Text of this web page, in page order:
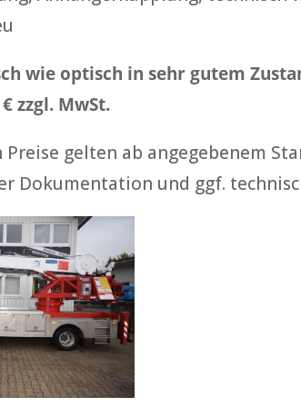
wie optisch in sehr gutem
zzgl. MwSt.
gelten ab angegebenem
Dokumentation und ggf.